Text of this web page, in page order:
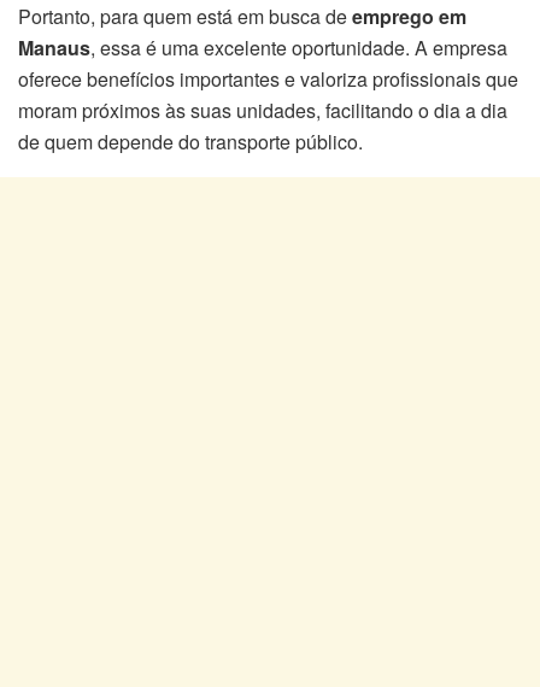
Portanto, para quem está em busca deemprego em
Manaus, essa é uma excelente oportunidade. A empresa
oferece benefícios importantes e valoriza profissionais que
moram próximos às suas unidades, facilitando o dia a dia
de quem depende do transporte público.